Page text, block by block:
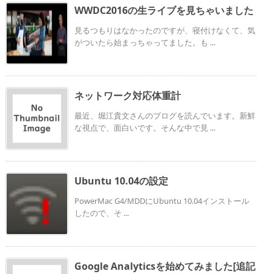
WWDC2016の生ライブを見ちゃいました
見るつもりはなかったのですが、寝付けなくて、気
がついたら始まっちゃってました。も ...
ネットワーク対応体重計
最近、堀江貴文さんのブログを読んでいます。新鮮
な視点で、面白いです。そんな中で見 ...
Ubuntu 10.04の設定
PowerMac G4/MDDにUbuntu 10.04インストール
したので、そ ...
Google Analyticsを始めてみました[追記